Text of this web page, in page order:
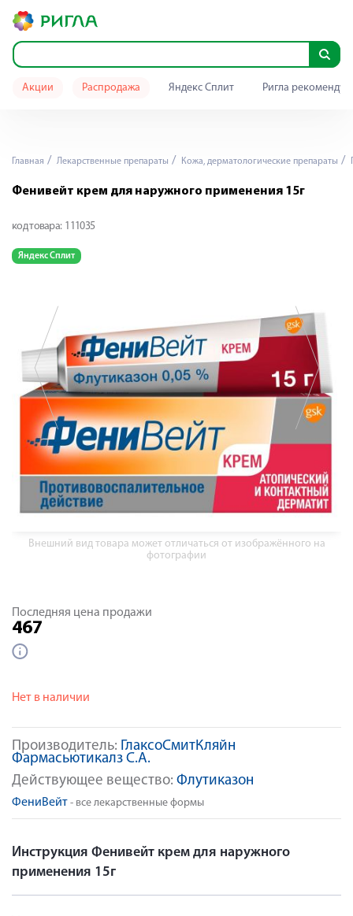
Акции Распродажа Яндекс Сплит Ригла
Главная Лекарственные препараты Кожа, дерматологические препараты
Фенивейт крем для наружного применения 15г
код товара: 111035
Яндекс Сплит
Внешний вид товара может отличаться от изображённого на
фотографии
Производитель: ГлаксоСмитКляйн
Фармасьютикалз С.А.
Действующее вещество: Флутиказон
ФениВейт - все лекарственные формы
Последняя цена продажи
467
Нет в наличии
Инструкция Фенивейт крем для наружного
применения 15г